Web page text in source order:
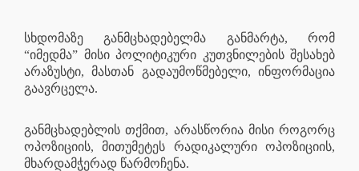
სხდომაზე განმცხადებელმა განმარტა, რომ
“იმედმა” მისი პოლიტიკური კუთვნილების შესახებ
არაზუსტი, მასთან გადაუმოწმებელი, ინფორმაცია
გაავრცელა.
განმცხადებლის თქმით, არასწორია მისი როგორც
ოპოზიციის, მითუმეტეს რადიკალური ოპოზიციის,
მხარდამჭერად წარმოჩენა.